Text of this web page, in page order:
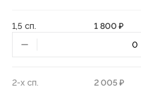
1,5 сп. 1 800 ₽
2-х сп.
2 005 ₽